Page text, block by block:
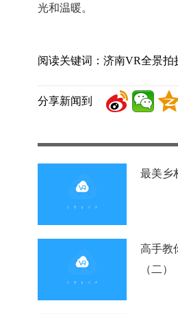
光和温暖。
阅读关键词：济南VR全景
分享新闻到
最美乡
高手教
（二）